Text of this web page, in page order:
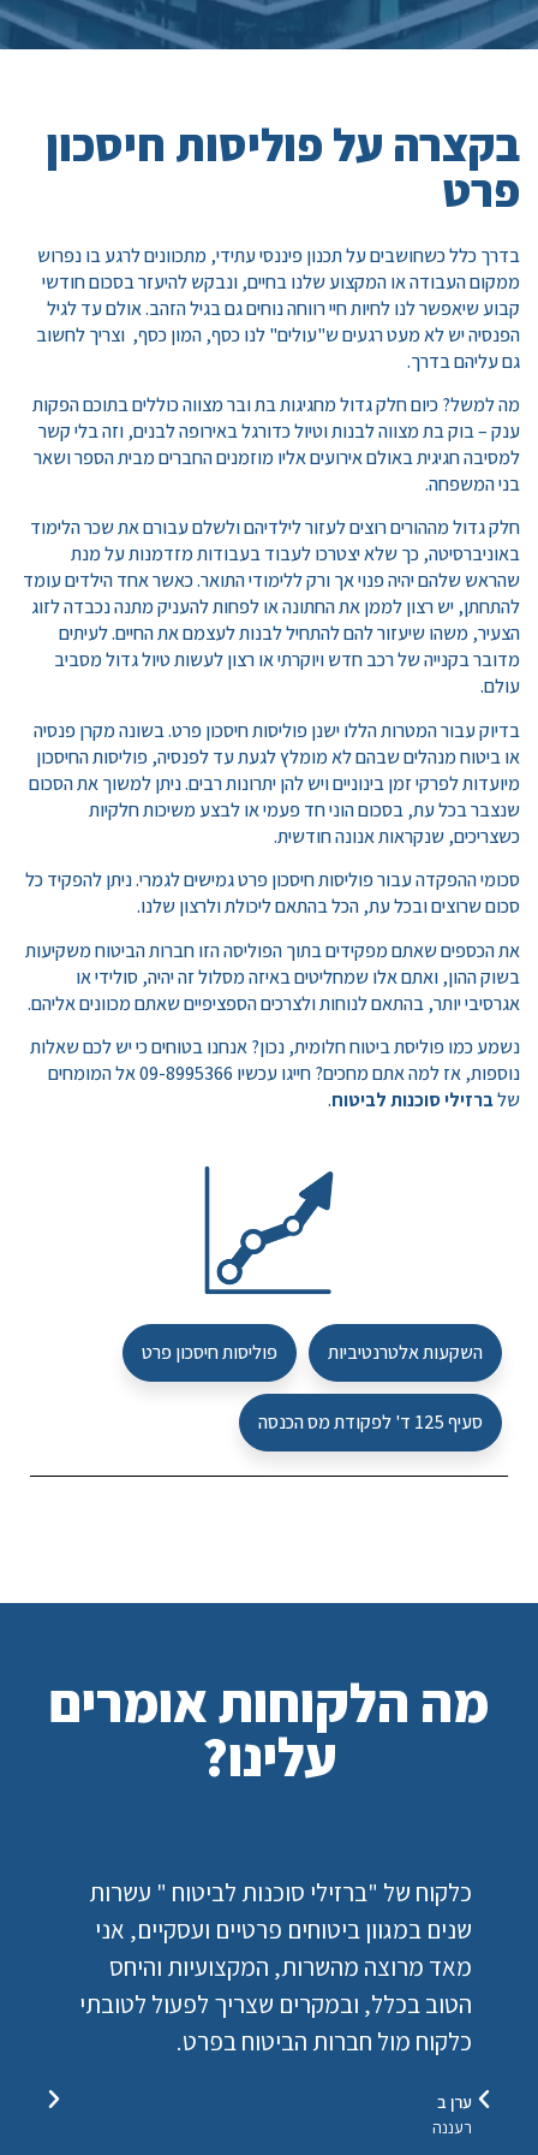
בקצרה על פוליסות חיסכון
פרט
בדרך כלל כשחושבים על תכנון פיננסי עתידי, מתכוונים לרגע בו נפרוש
ממקום העבודה או המקצוע שלנו בחיים, ונבקש להיעזר בסכום חודשי
קבוע שיאפשר לנו לחיות חיי רווחה נוחים גם בגיל הזהב. אולם עד לגיל
הפנסיה יש לא מעט רגעים ש"עולים" לנו כסף, המון כסף, וצריך לחשוב
גם עליהם בדרך.
מה למשל? כיום חלק גדול מחגיגות בת ובר מצווה כוללים בתוכם הפקות
ענק – בוק בת מצווה לבנות וטיול כדורגל באירופה לבנים, וזה בלי קשר
למסיבה חגיגית באולם אירועים אליו מוזמנים החברים מבית הספר ושאר
בני המשפחה.
חלק גדול מההורים רוצים לעזור לילדיהם ולשלם עבורם את שכר הלימוד
באוניברסיטה, כך שלא יצטרכו לעבוד בעבודות מזדמנות על מנת
שהראש שלהם יהיה פנוי אך ורק ללימודי התואר. כאשר אחד הילדים עומד
להתחתן, יש רצון לממן את החתונה או לפחות להעניק מתנה נכבדה לזוג
הצעיר, משהו שיעזור להם להתחיל לבנות לעצמם את החיים. לעיתים
מדובר בקנייה של רכב חדש ויוקרתי או רצון לעשות טיול גדול מסביב
עולם.
בדיוק עבור המטרות הללו ישנן פוליסות חיסכון פרט. בשונה מקרן פנסיה
או ביטוח מנהלים שבהם לא מומלץ לגעת עד לפנסיה, פוליסות החיסכון
מיועדות לפרקי זמן בינוניים ויש להן יתרונות רבים. ניתן למשוך את הסכום
שנצבר בכל עת, בסכום הוני חד פעמי או לבצע משיכות חלקיות
כשצריכים, שנקראות אנונה חודשית.
סכומי ההפקדה עבור פוליסות חיסכון פרט גמישים לגמרי. ניתן להפקיד כל
סכום שרוצים ובכל עת, הכל בהתאם ליכולת ולרצון שלנו.
את הכספים שאתם מפקידים בתוך הפוליסה הזו חברות הביטוח משקיעות
בשוק ההון, ואתם אלו שמחליטים באיזה מסלול זה יהיה, סולידי או
אגרסיבי יותר, בהתאם לנוחות ולצרכים הספציפיים שאתם מכוונים אליהם.
נשמע כמו פוליסת ביטוח חלומית, נכון? אנחנו בטוחים כי יש לכם שאלות
נוספות, אז למה אתם מחכים? חייגו עכשיו 09-8995366 אל המומחים
שלברזילי סוכנות לביטוח.
השקעות אלטרנטיביות פוליסות חיסכון פרט
סעיף 125 ד' לפקודת מס הכנסה
מה הלקוחות אומרים
עלינו?
כלקוח של "ברזילי סוכנות לביטוח " עשרות
שנים במגוון ביטוחים פרטיים ועסקיים, אני
מאד מרוצה מהשרות, המקצועיות והיחס
הטוב בכלל, ובמקרים שצריך לפעול לטובתי
כלקוח מול חברות הביטוח בפרט.
ערן ב
רעננה